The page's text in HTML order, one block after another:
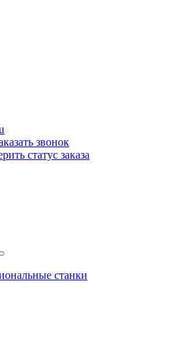
звонок
статус заказа
станки